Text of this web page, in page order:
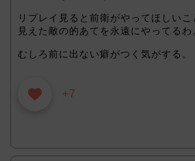
リプレイ見ると前衛がやってほしいこ
見えた敵の的あてを永遠にやってるわ
むしろ前に出ない癖がつく気がする。
+7